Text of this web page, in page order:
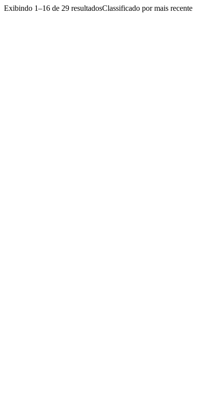
Exibindo 1–16 de 29 resultadosClassificado por mais recente